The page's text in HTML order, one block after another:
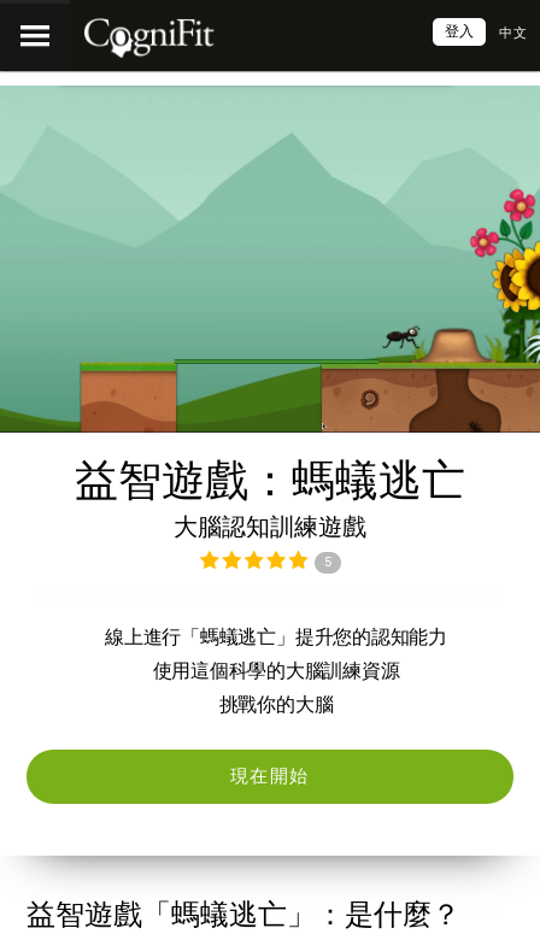
中文
登入
益智遊戲：螞蟻逃亡
大腦認知訓練遊戲
5
線上進行「螞蟻逃亡」提升您的認知能力
使用這個科學的大腦訓練資源
挑戰你的大腦
現在開始
益智遊戲「螞蟻逃亡」：是什麼？